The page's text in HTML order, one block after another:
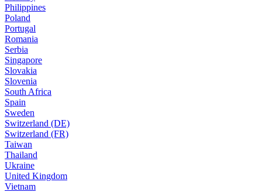
Philippines
Poland
Portugal
Romania
Serbia
Singapore
Slovakia
Slovenia
South Africa
Spain
Sweden
Switzerland (DE)
Switzerland (FR)
Taiwan
Thailand
Ukraine
United Kingdom
Vietnam